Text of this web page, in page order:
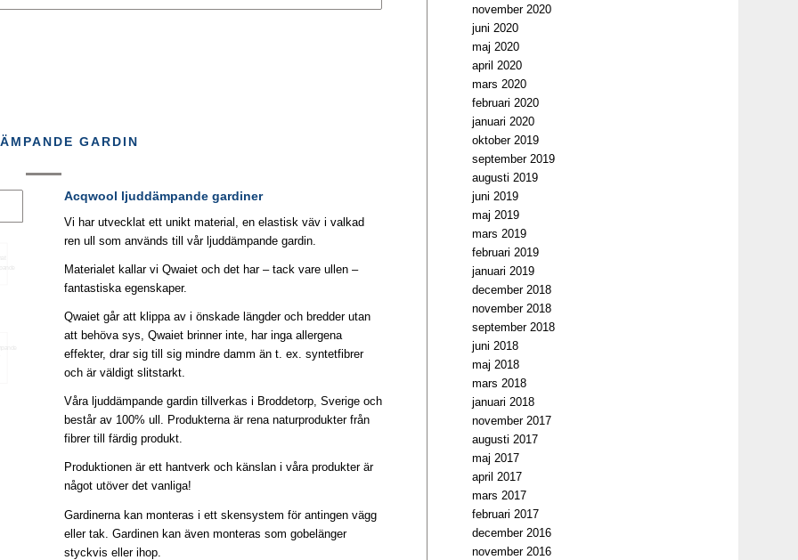
GARDIN
Acqwool ljuddämpande gardiner
Vi har utvecklat ett unikt material, en elastisk väv i valkad
ren ull som används till vår ljuddämpande gardin.
Materialet kallar vi Qwaiet och det har – tack vare ullen –
fantastiska egenskaper.
Qwaiet går att klippa av i önskade längder och bredder utan
att behöva sys, Qwaiet brinner inte, har inga allergena
effekter, drar sig till sig mindre damm än t. ex. syntetfibrer
och är väldigt slitstarkt.
Våra ljuddämpande gardin tillverkas i Broddetorp, Sverige och
består av 100% ull. Produkterna är rena naturprodukter från
fibrer till färdig produkt.
Produktionen är ett hantverk och känslan i våra produkter är
något utöver det vanliga!
Gardinerna kan monteras i ett skensystem för antingen vägg
eller tak. Gardinen kan även monteras som gobelänger
styckvis eller ihop.
november 2020
juni 2020
maj 2020
april 2020
mars 2020
februari 2020
januari 2020
oktober 2019
september 2019
augusti 2019
juni 2019
maj 2019
mars 2019
februari 2019
januari 2019
december 2018
november 2018
september 2018
juni 2018
maj 2018
mars 2018
januari 2018
november 2017
augusti 2017
maj 2017
april 2017
mars 2017
februari 2017
december 2016
november 2016